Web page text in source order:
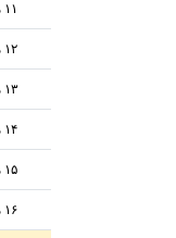
۱۱ مرداد ۱۴۰۵
۱۲ مرداد ۱۴۰۵
۱۳ مرداد ۱۴۰۵
۱۴ مرداد ۱۴۰۵
۱۵ مرداد ۱۴۰۵
۱۶ مرداد ۱۴۰۵